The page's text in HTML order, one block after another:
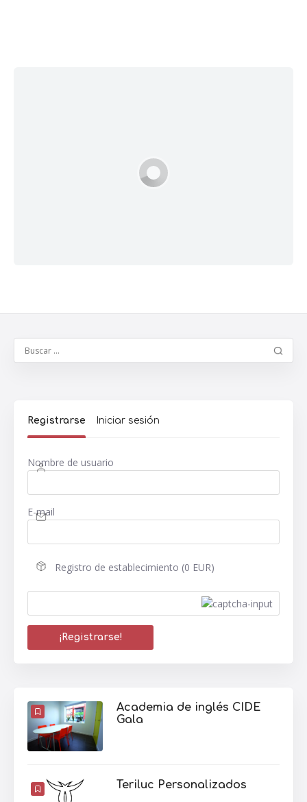
Registrarse Iniciar sesión
Nombre de usuario
E-mail
Registro de establecimiento (0 EUR)
Academia de inglés CIDE
Gala
Teriluc Personalizados